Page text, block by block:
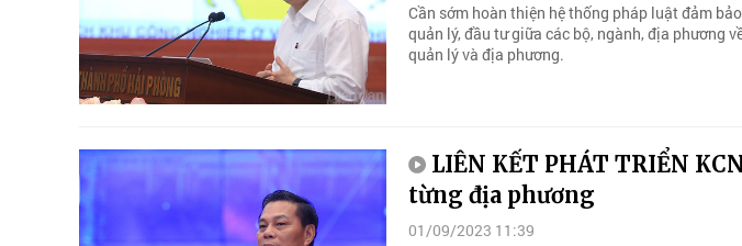
Cần sớm hoàn thiện hệ thống pháp luật đảm
quản lý, đầu tư giữa các bộ, ngành, địa phương
quản lý và địa phương.
LIÊN KẾT PHÁT TRIỂN
từng địa phương
01/09/2023 11:39